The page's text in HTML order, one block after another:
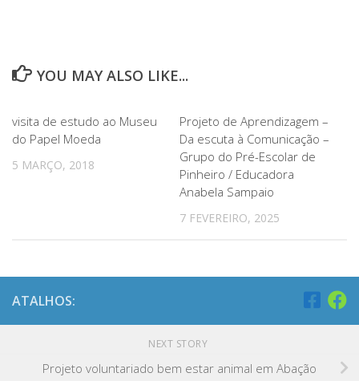
YOU MAY ALSO LIKE...
visita de estudo ao Museu
do Papel Moeda
5 MARÇO, 2018
Projeto de Aprendizagem –
Da escuta à Comunicação –
Grupo do Pré-Escolar de
Pinheiro / Educadora
Anabela Sampaio
7 FEVEREIRO, 2025
ATALHOS:
NEXT STORY
Projeto voluntariado bem estar animal em Abação